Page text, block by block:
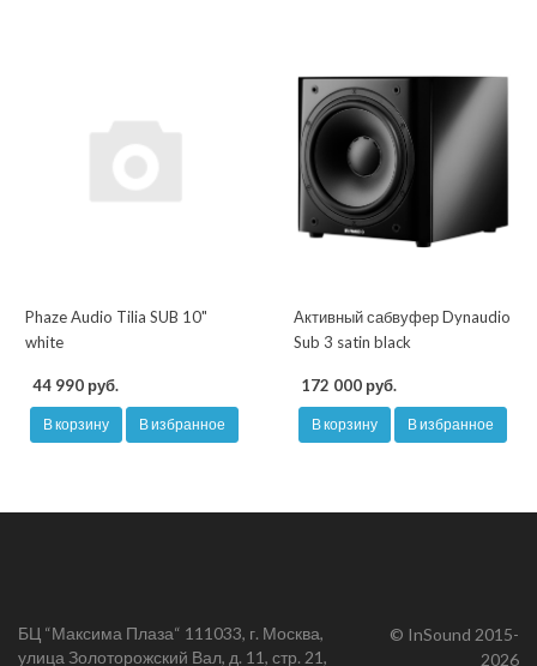
Phaze Audio Tilia SUB 10"
white
44 990 руб.
В корзину В избранное
Активный сабвуфер Dynaudio
Sub 3 satin black
172 000 руб.
В корзину В избранное
БЦ “Максима Плаза“ 111033, г. Москва,
улица Золоторожский Вал, д. 11, стр. 21,
© InSound 2015-
2026